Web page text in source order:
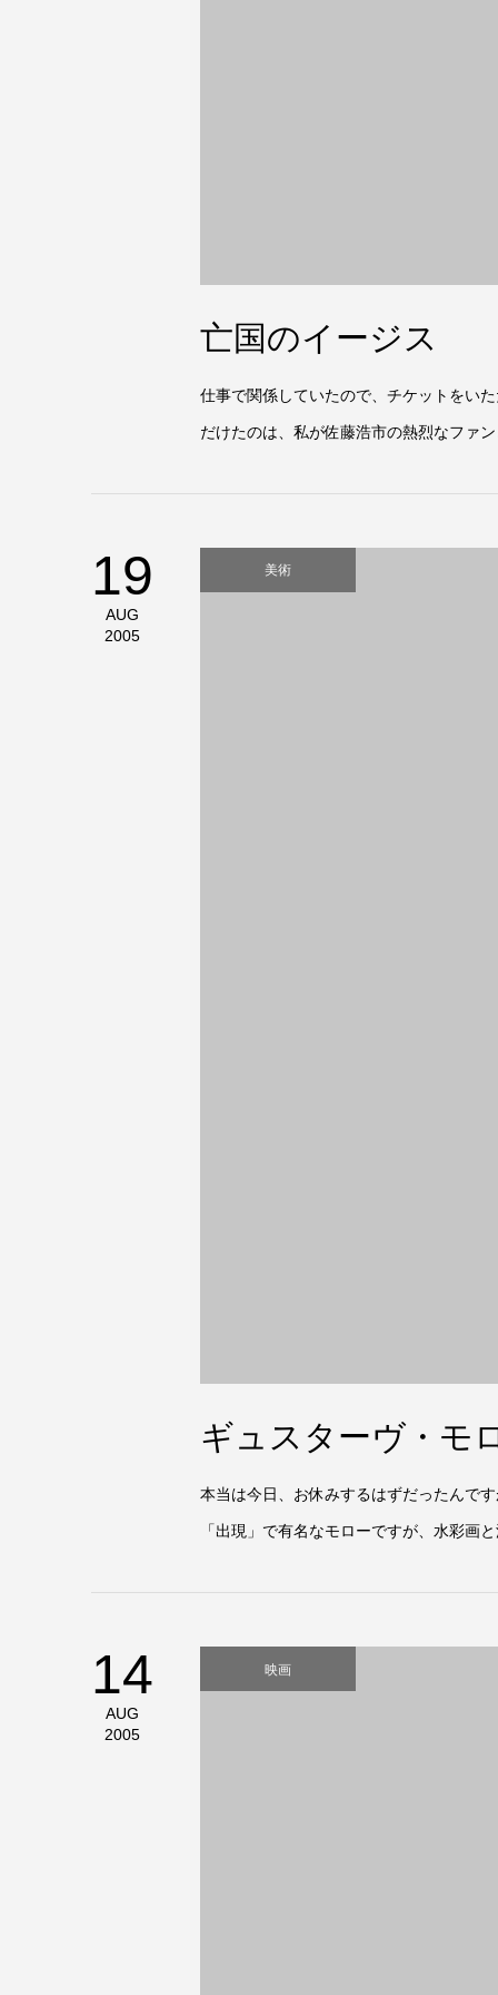
亡国のイージス
仕事で関係していたので、チケットをい
だけたのは、私が佐藤浩市の熱烈なファ
19
AUG
2005
美術
ギュスターヴ・モ
本当は今日、お休みするはずだったんで
「出現」で有名なモローですが、水彩画
14
AUG
2005
映画